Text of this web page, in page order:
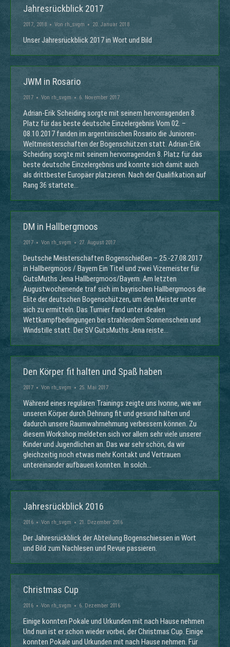
Jahresrückblick 2017
2017, 2018 Von rh_svgm 20. Januar 2018
Unser Jahresrückblick 2017 in Wort und Bild
JWM in Rosario
2017 Von rh_svgm 6. November 2017
Adrian-Erik Scheiding sorgte mit seinem hervorragenden 8.
Platz für das beste deutsche Einzelergebnis Vom 02. –
08.10.2017 fanden im argentinischen Rosario die Junioren-
Weltmeisterschaften der Bogenschützen statt. Adrian-Erik
Scheiding sorgte mit seinem hervorragenden 8. Platz für das
beste deutsche Einzelergebnis und konnte sich damit auch
als drittbester Europäer platzieren. Nach der Qualifikation auf
Rang 36 startete…
DM in Hallbergmoos
2017 Von rh_svgm 27. August 2017
Deutsche Meisterschaften Bogenschießen – 25.-27.08.2017
in Hallbergmoos / Bayern Ein Titel und zwei Vizemeister für
GutsMuths Jena Hallbergmoos/Bayern. Am letzten
Augustwochenende traf sich im bayrischen Hallbergmoos die
Elite der deutschen Bogenschützen, um den Meister unter
sich zu ermitteln. Das Turnier fand unter idealen
Wettkampfbedingungen bei strahlendem Sonnenschein und
Windstille statt. Der SV GutsMuths Jena reiste…
Den Körper fit halten und Spaß haben
2017 Von rh_svgm 25. Mai 2017
Während eines regulären Trainings zeigte uns Ivonne, wie wir
unseren Körper durch Dehnung fit und gesund halten und
dadurch unsere Raumwahrnehmung verbessern können. Zu
diesem Workshop meldeten sich vor allem sehr viele unserer
Kinder und Jugendlichen an. Das war sehr schön, da wir
gleichzeitig noch etwas mehr Kontakt und Vertrauen
untereinander aufbauen konnten. In solch…
Jahresrückblick 2016
2016 Von rh_svgm 21. Dezember 2016
Der Jahresrückblick der Abteilung Bogenschiessen in Wort
und Bild zum Nachlesen und Revue passieren.
Christmas Cup
2016 Von rh_svgm 6. Dezember 2016
Einige konnten Pokale und Urkunden mit nach Hause nehmen
Und nun ist er schon wieder vorbei, der Christmas Cup. Einige
konnten Pokale und Urkunden mit nach Hause nehmen. Für